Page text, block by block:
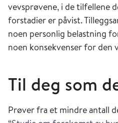
vevsprøvene, i de tilfellene
forstadier er påvist.
noen personlig belastning
noen konsekvenser for den
Til deg som
Prøver fra et mindre antall